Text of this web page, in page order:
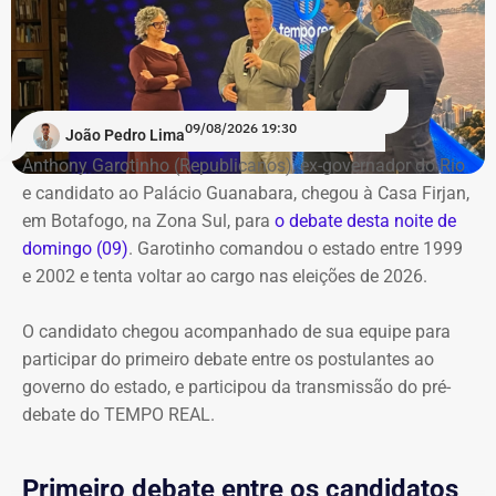
O público também poderá acompanhar a cobertura
especial do TEMPO REAL pelo Instagram do portal, com
transmissão e atualizações nos Stories. Estamos ao vivo
com o pré-debate desde às 19h.Acompanhe pelo link.
João Pedro Lima09/08/2026 19:30
Anthony Garotinho (Republicanos), ex-governador do Rio
e candidato ao Palácio Guanabara, chegou à Casa Firjan,
em Botafogo, na Zona Sul, para o debate desta noite de
domingo (09). Garotinho comandou o estado entre 1999
e 2002 e tenta voltar ao cargo nas eleições de 2026.
O candidato chegou acompanhado de sua equipe para
participar do primeiro debate entre os postulantes ao
governo do estado, e participou da transmissão do pré-
debate do TEMPO REAL.
Primeiro debate entre os candidatos